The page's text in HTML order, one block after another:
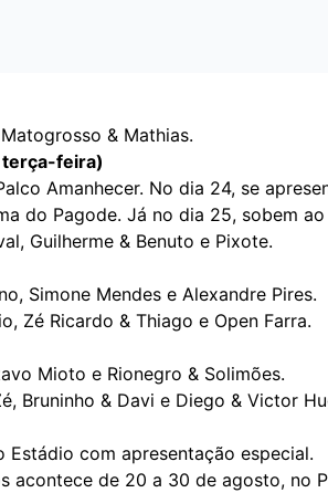
& Mathias.
terça-feira)
Amanhecer. No dia 24, se
do Pagode. Já no dia 25, sobem
Guilherme & Benuto e Pixote.
Simone Mendes e Alexandre Pires.
Zé Ricardo & Thiago e Open Farra.
Mioto e Rionegro & Solimões.
Bruninho & Davi e Diego & Victor
Estádio com apresentação especial.
acontece de 20 a 30 de agosto, no